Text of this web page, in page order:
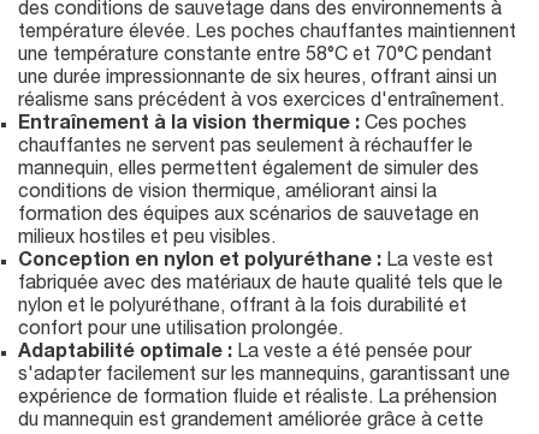
des conditions de sauvetage dans des environnements à
température élevée. Les poches chauffantes maintiennent
une température constante entre 58°C et 70°C pendant
une durée impressionnante de six heures, offrant ainsi un
réalisme sans précédent à vos exercices d'entraînement.
Entraînement à la vision thermique : Ces poches
chauffantes ne servent pas seulement à réchauffer le
mannequin, elles permettent également de simuler des
conditions de vision thermique, améliorant ainsi la
formation des équipes aux scénarios de sauvetage en
milieux hostiles et peu visibles.
Conception en nylon et polyuréthane : La veste est
fabriquée avec des matériaux de haute qualité tels que le
nylon et le polyuréthane, offrant à la fois durabilité et
confort pour une utilisation prolongée.
Adaptabilité optimale : La veste a été pensée pour
s'adapter facilement sur les mannequins, garantissant une
expérience de formation fluide et réaliste. La préhension
du mannequin est grandement améliorée grâce à cette